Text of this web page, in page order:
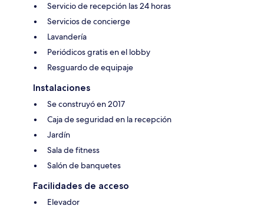
Servicio de recepción las 24 horas
Servicios de concierge
Lavandería
Periódicos gratis en el lobby
Resguardo de equipaje
Instalaciones
Se construyó en 2017
Caja de seguridad en la recepción
Jardín
Sala de fitness
Salón de banquetes
Facilidades de acceso
Elevador